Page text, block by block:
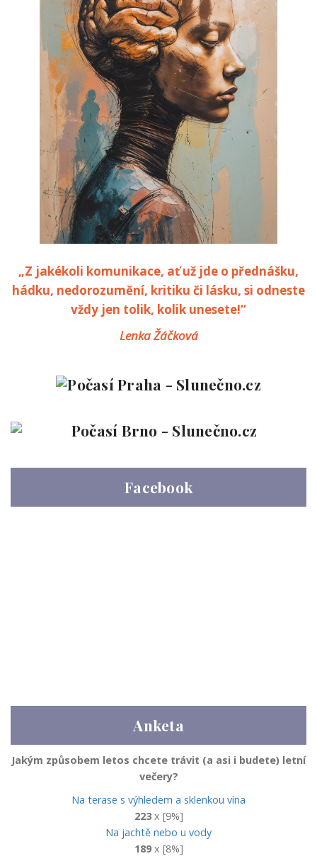
„Z jakékoli komunikace, ať už jde o přednášku,
hádku, nedorozumění, kritiku či lásku, si odneste
vždy jen tolik, kolik unesete!“
Lenka Žáčková
Facebook
Anketa
Jakým způsobem letos chcete trávit (a asi i budete) letní
večery?
Na terase s výhledem a sklenkou vína
223x [9%]
Na jachtě nebo u vody
189x [8%]